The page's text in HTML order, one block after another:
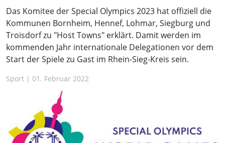
Das Komitee der Special Olympics 2023 hat offiziell die
Kommunen Bornheim, Hennef, Lohmar, Siegburg und
Troisdorf zu "Host Towns" erklärt. Damit werden im
kommenden Jahr internationale Delegationen vor dem
Start der Spiele zu Gast im Rhein-Sieg-Kreis sein.
Sport | 01. Februar 2022